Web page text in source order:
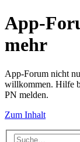
App-
mehr
App-Forum nicht
willkommen. Hilfe
PN melden.
Zum Inhalt